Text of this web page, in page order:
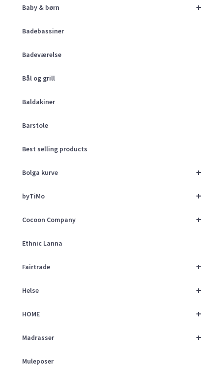
+
Baby & børn
Badebassiner
Badeværelse
Bål og grill
Baldakiner
Barstole
Best selling products
+
Bolga kurve
+
byTiMo
+
Cocoon Company
Ethnic Lanna
+
Fairtrade
+
Helse
+
HOME
+
Madrasser
Muleposer